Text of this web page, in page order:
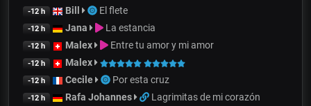
-12 h Bill El flete
-12 h Jana La estancia
-12 h Malex Entre tu amor y mi amor
-12 h Malex
-12 h Cecile Por esta cruz
-12 h Rafa Johannes Lagrimitas de mi corazón